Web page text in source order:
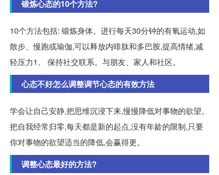
锻炼心态的10个方法?
10个方法包括: 锻炼身体。进行每天30分钟的有氧运动,如
散步、慢跑或瑜伽,可以释放内啡肽和多巴胺,提高情绪,减
轻压力1。 保持社交联系。与朋友、家人和社区。
心态不好怎么调整调节心态的有效方法
学会让自己安静,把思维沉浸下来,慢慢降低对事物的欲望。
把自我经常归零,每天都是新的起点,没有年龄的限制,只要
你对事物的欲望适当的降低,会赢得更。
调整心态最好的方法?